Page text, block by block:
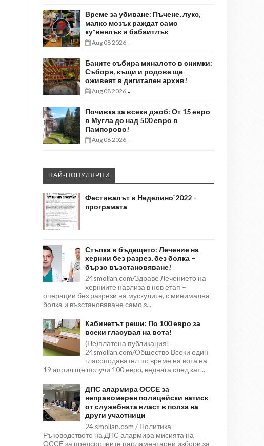
Време за убиване: Пъчене, лукс,
малко мозък раждат само
ку*венлък и бабаитлък
Aug 08 2026 -
Баните събира миналото в снимки:
Събори, къщи и родове ще
оживеят в дигитален архив!
Aug 08 2026 -
Почивка за всеки джоб: От 15 евро
в Мугла до над 500 евро в
Пампорово!
Aug 08 2026 -
НАЙ-ПОПУЛЯРНИ
Фестивалът в Неделино`2022 -
програмата
Стъпка в бъдещето: Лечение на
хернии без разрез, без болка –
бързо възстановяване!
24smolian.com/Здраве Лечението на
херниите навлиза в нов етап –
операции без разрези на мускулите, с минимална
болка и възстановяване само з...
Кабинетът реши: По 100 евро за
всеки гласувал на вота!
(Не)платена публикация!
24smolian.com/Общество Всеки един
гласоподавател по време на вота на
19 април ще получи 100 евро, веднага след кат...
ДПС алармира ОССЕ за
неправомерен полицейски натиск
от служебната власт в полза на
други участници
24 smolian.com / Политика
Ръководството на ДПС алармира мисията на
ОССЕ за предсрочните парламентарни избори за